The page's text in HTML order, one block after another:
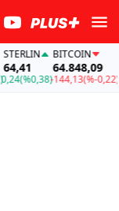
(%0,38)
BITCOIN
64.848,09
-144,13(%-0,22)